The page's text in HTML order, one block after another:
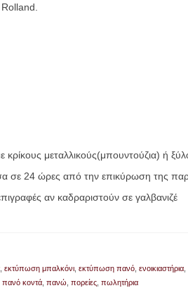
μεταλλικούς(μπουντούζια) ή
σε 24 ώρες από την επικύρωση της
αν καδραριστούν σε γαλβανιζέ
εκτύπωση μπαλκόνι, εκτύπωση πανό, ενοικιαστήρια,
πανό κοντά, πανώ, πορείες, πωλητήρια